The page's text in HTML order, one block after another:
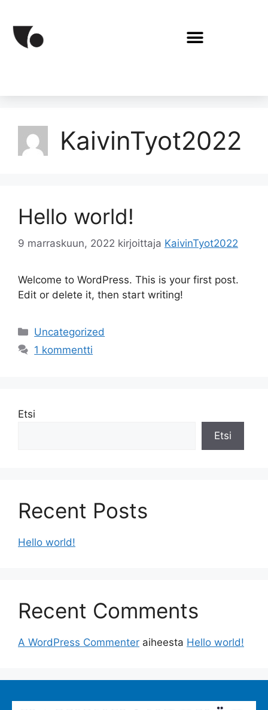
KaivinTyot2022
Hello world!
9 marraskuun, 2022 kirjoittaja KaivinTyot2022
Welcome to WordPress. This is your first post.
Edit or delete it, then start writing!
Uncategorized
1 kommentti
Etsi
Etsi
Recent Posts
Hello world!
Recent Comments
A WordPress Commenter aiheesta Hello world!